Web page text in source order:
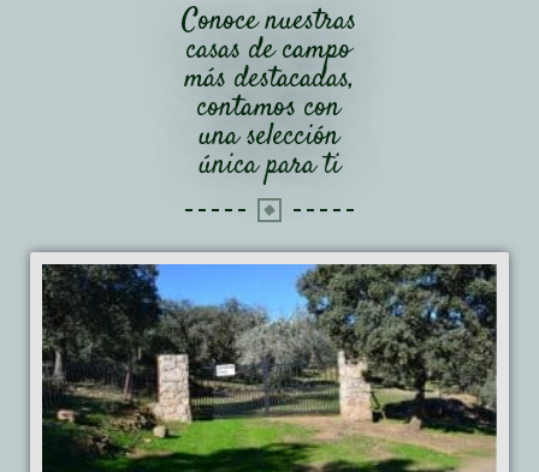
Conoce nuestras
casas de campo
más destacadas,
contamos con
una selección
única para ti